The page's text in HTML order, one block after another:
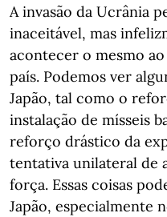
A invasão da Ucrânia
inaceitável, mas
acontecer o mesmo
país. Podemos ver
Japão, tal como o
instalação de mísseis
reforço drástico da
tentativa unilateral de
força. Essas coisas
Japão, especialmente